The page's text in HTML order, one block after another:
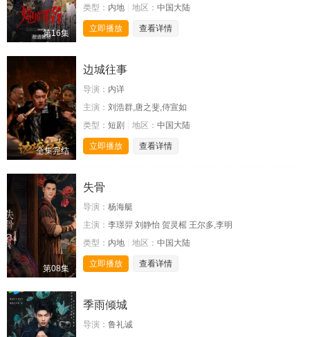
第16集
类型： 内地 地区： 中国大陆
立即播放 查看详情
全集完结
边城往事
导演： 内详
主演： 刘浩群,唐之斐,侍宣如
类型： 短剧 地区： 中国大陆
立即播放 查看详情
第08集
失骨
导演： 杨海艇
主演： 李璟羿 刘静怡 贺灵榣 王尔多,李明
类型： 内地 地区： 中国大陆
立即播放 查看详情
季雨倾城
导演： 鲁礼诚